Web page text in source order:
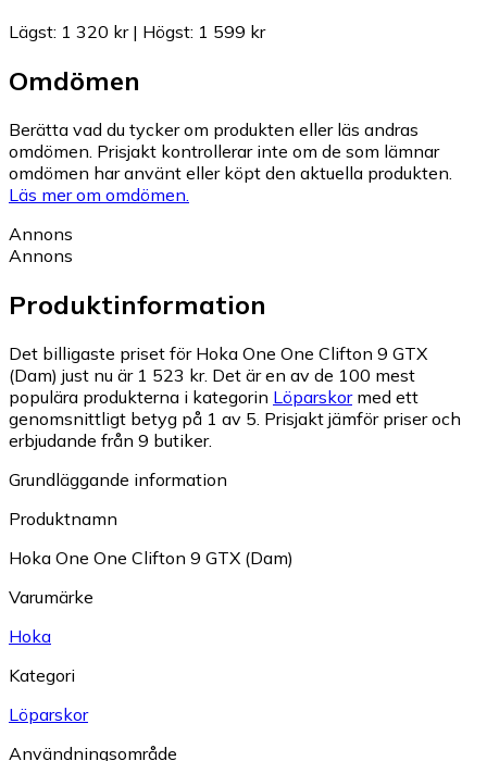
Lägst: 1 320 kr| Högst: 1 599 kr
Omdömen
Berätta vad du tycker om produkten eller läs andras
omdömen. Prisjakt kontrollerar inte om de som lämnar
omdömen har använt eller köpt den aktuella produkten.
Läs mer om omdömen.
Annons
Annons
Produktinformation
Det billigaste priset för Hoka One One Clifton 9 GTX
(Dam) just nu är 1 523 kr. Det är en av de 100 mest
populära produkterna i kategorin Löparskormed ett
genomsnittligt betyg på 1 av 5. Prisjakt jämför priser och
erbjudande från 9 butiker.
Grundläggande information
Produktnamn
Hoka One One Clifton 9 GTX (Dam)
Varumärke
Hoka
Kategori
Löparskor
Användningsområde